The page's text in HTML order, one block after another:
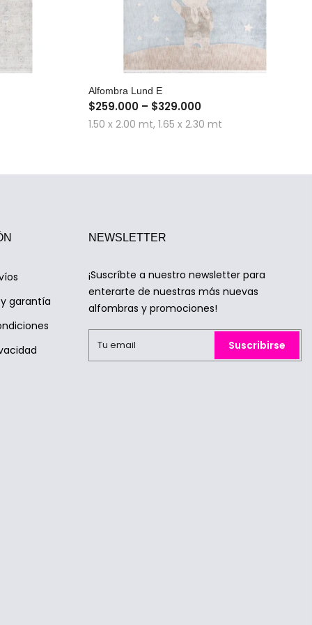
COMPRA RÁPIDA
Alfombra Lund E
$259.000 – $329.000
1.50 x 2.00 mt, 1.65 x 2.30 mt
garantía
NEWSLETTER
¡Suscríbte a nuestro newsletter para
enterarte de nuestras más nuevas
alfombras y promociones!
Suscribirse